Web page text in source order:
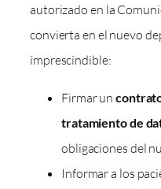
autorizado en la
convierta en el nuevo
imprescindible:
Firmar un
tratamiento de
obligaciones del
Informar a los